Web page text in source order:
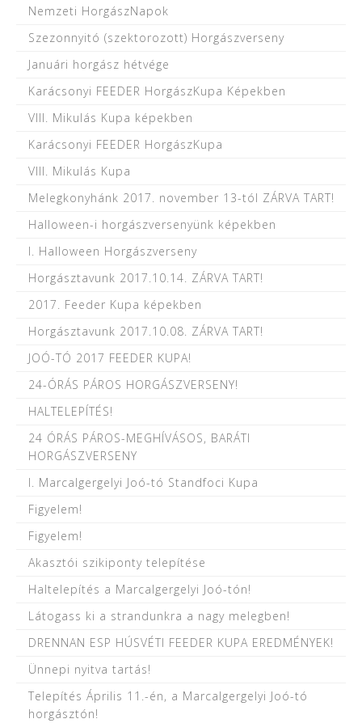
Nemzeti HorgászNapok
Szezonnyitó (szektorozott) Horgászverseny
Januári horgász hétvége
Karácsonyi FEEDER HorgászKupa Képekben
VIII. Mikulás Kupa képekben
Karácsonyi FEEDER HorgászKupa
VIII. Mikulás Kupa
Melegkonyhánk 2017. november 13-tól ZÁRVA TART!
Halloween-i horgászversenyünk képekben
I. Halloween Horgászverseny
Horgásztavunk 2017.10.14. ZÁRVA TART!
2017. Feeder Kupa képekben
Horgásztavunk 2017.10.08. ZÁRVA TART!
JOÓ-TÓ 2017 FEEDER KUPA!
24-ÓRÁS PÁROS HORGÁSZVERSENY!
HALTELEPÍTÉS!
24 ÓRÁS PÁROS-MEGHÍVÁSOS, BARÁTI
HORGÁSZVERSENY
I. Marcalgergelyi Joó-tó Standfoci Kupa
Figyelem!
Figyelem!
Akasztói szikiponty telepítése
Haltelepítés a Marcalgergelyi Joó-tón!
Látogass ki a strandunkra a nagy melegben!
DRENNAN ESP HÚSVÉTI FEEDER KUPA EREDMÉNYEK!
Ünnepi nyitva tartás!
Telepítés Április 11.-én, a Marcalgergelyi Joó-tó
horgásztón!